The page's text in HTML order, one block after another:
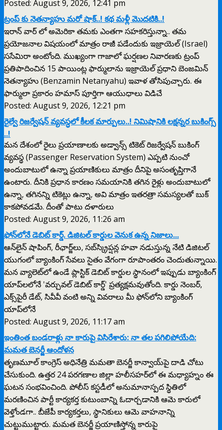
Posted: August 9, 2026, 12:41 pm
ట్రంప్ కు నెతన్యాహు మరో షాక్..! కథ మళ్లీ మొదటికి..!
ఇరాన్ వార్ లో అమెరికా తమకు ఎంతగా సహకరిస్తున్నా.. తమ
ప్రయోజనాల విషయంలో మాత్రం రాజీ పడేందుకు ఇజ్రాయెల్ (Israel)
ససేమిరా అంటోంది. ముఖ్యంగా గాజాలో ఘర్షణల నివారణకు ట్రంప్
ప్రతిపాదించిన 15 పాయింట్ల ఫార్ములాను ఇజ్రాయెల్ ప్రధాని బెంజమిన్
నెతన్యాహు (Benzamin Netanyahu) ఇవాళ తోసిపుచ్చారు. ఈ
ఫార్ములా ప్రకారం హమాస్ పూర్తిగా ఆయుధాలు విడిచే
Posted: August 9, 2026, 12:21 pm
రైల్వే రిజర్వేషన్ వ్యవస్ధలో కీలక మార్పులు..! నిమిషానికి లక్షన్నర బుకింగ్స్
..!
మన దేశంలో రైలు ప్రయాణాలకు అడ్వాన్స్ టికెట్ రిజర్వేషన్ బుకింగ్
వ్యవస్థ (Passenger Reservation System) ఎప్పటి నుంచో
అందుబాటులో ఉన్నా ప్రయాణికులు మాత్రం దీనిపై అసంతృప్తిగానే
ఉంటారు. దీనికి ప్రధాన కారణం సమయానికి తగిన రైళ్లు అందుబాటులో
ఉన్నా, తగినన్ని టికెట్లు ఉన్నా, అవి మాత్రం ఇతరత్రా సమస్యలతో బుక్
కాకపోవడమే. దీంతో పాటు దళారులు
Posted: August 9, 2026, 11:26 am
ఫోన్‌లోనే డెబిట్ కార్డ్. డిజిటల్ కార్డుల వెనుక ఉన్న నిజాలు...
ఆన్‌లైన్ షాపింగ్, రీఛార్జ్‌లు, సబ్‌స్క్రిప్షన్ల హవా నడుస్తున్న నేటి డిజిటల్
యుగంలో బ్యాంకింగ్ సేవలు సైతం వేగంగా రూపాంతరం చెందుతున్నాయి.
మన వ్యాలెట్‌లో ఉండే ప్లాస్టిక్ డెబిట్ కార్డుల స్థానంలో ఇప్పుడు బ్యాంకింగ్
యాప్‌లలోనే 'వర్చువల్ డెబిట్ కార్డ్' ప్రత్యక్షమవుతోంది. కార్డు నెంబర్,
ఎక్స్‌పైరీ డేట్, సివీవీ వంటి అన్ని వివరాలు మీ ఫోన్‌లోని బ్యాంకింగ్
యాప్‌లోనే
Posted: August 9, 2026, 11:17 am
ఇంతింత బండరాళ్లు నా కారుపై విసిరేశారు: నా తల పగిలిపోయేది:
మమత బెనర్జీ ఆందోళన
తృణమూల్ కాంగ్రెస్ అధినేత్రి మమతా బెనర్జీ కాన్వాయ్‌పై దాడి చోటు
చేసుకుంది. ఉత్తర 24 పరగణాల జిల్లా హలీసహర్‌లో ఈ మధ్యాహ్నం ఈ
ఘటన సంభవించింది. పోలీస్ కస్టడీలో అనుమానాస్పద స్థితిలో
మరణించిన పార్టీ కార్యకర్త కుటుంబాన్ని ఓదార్చడానికి ఆమె కారులో
వెళ్తోండగా.. బీజేపీ కార్యకర్తలు, స్థానికులు ఆమె వాహనాన్ని
చుట్టుముట్టారు. మమత బెనర్జీ ప్రయాణిస్తోన్న కారుపై